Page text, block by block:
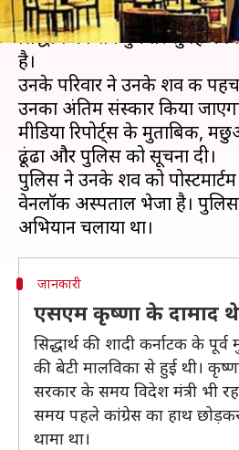
सोमवार से लापता कैफे कॉफी डे
सिद्धार्थ का शव बुधवार सुबह
है।
उनके परिवार ने उनके शव की
उनका अंतिम संस्कार किया
मीडिया रिपोर्ट्स के मुताबिक,
ढूंढा और पुलिस को सूचना दी।
पुलिस ने उनके शव को
वेनलॉक अस्पताल भेजा है।
जानकारी
एसएम कृष्णा के दामाद थे
सिद्धार्थ की शादी कर्नाटक के
की बेटी मालविका से हुई थी।
सरकार के समय विदेश मंत्री भी
समय पहले कांग्रेस का हाथ
थामा था।